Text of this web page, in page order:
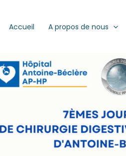
Accueil A propos de nous